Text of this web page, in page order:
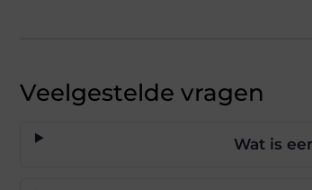
Veelgestelde vragen
Wat is